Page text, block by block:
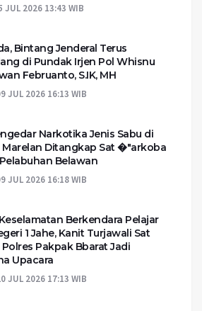
JUL 2026 13:43 WIB
Bintang Jenderal Terus
di Pundak Irjen Pol Whisnu
Februanto, S.IK, MH
JUL 2026 16:13 WIB
Narkotika Jenis Sabu di
Marelan Ditangkap Sat �"arkoba
Belawan
JUL 2026 16:18 WIB
Berkendara Pelajar
1 Jahe, Kanit Turjawali Sat
Pakpak Bbarat Jadi
Upacara
JUL 2026 17:13 WIB